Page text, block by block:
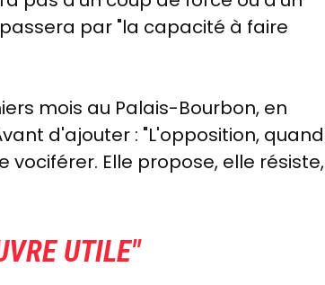
par "la capacité à faire
mois au Palais-Bourbon, en
d'ajouter : "L'opposition, quand
Elle propose, elle résiste,
UTILE"